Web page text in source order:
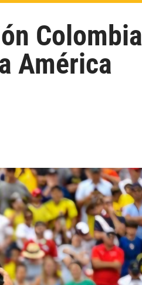
Colombia
América